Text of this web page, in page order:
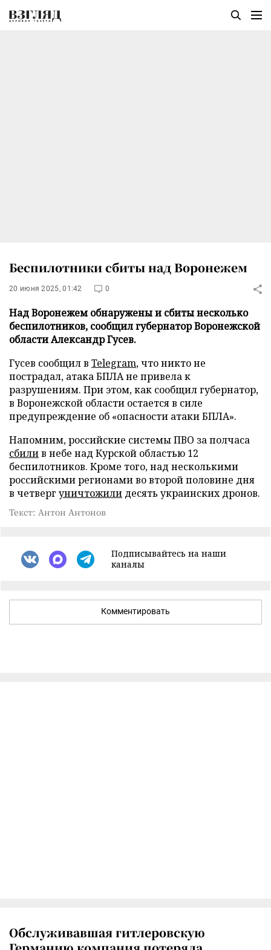
Беспилотники сбиты над Воронежем
20 июня 2025, 01:42 0
Над Воронежем обнаружены и сбиты несколько
беспилотников, сообщил губернатор Воронежской
области Александр Гусев.
Гусев сообщил в Telegram, что никто не
пострадал, атака БПЛА не привела к
разрушениям. При этом, как сообщил губернатор,
в Воронежской области остается в силе
предупреждение об «опасности атаки БПЛА».
Напомним, российские системы ПВО за полчаса
сбилив небе над Курской областью 12
беспилотников. Кроме того, над несколькими
российскими регионами во второй половине дня
в четверг уничтожили десять украинских дронов.
Текст: Антон Антонов
Подписывайтесь на наши
каналы
Комментировать
Обслуживавшая гитлеровскую